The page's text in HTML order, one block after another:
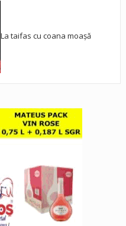
La taifas cu coana moașă